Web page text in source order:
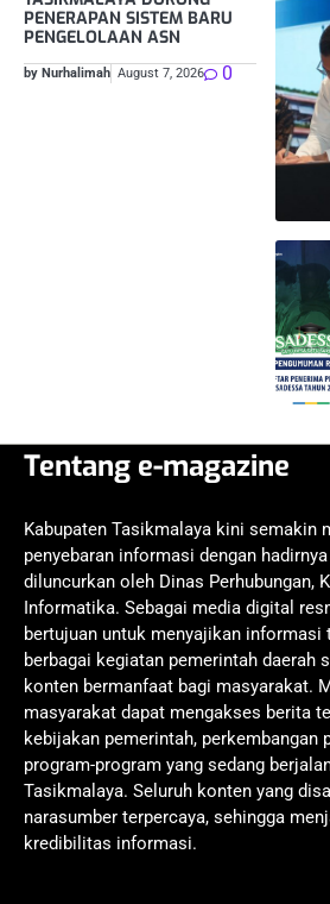
PENERAPAN SISTEM BARU
PENGELOLAAN ASN
by Nurhalimah August 7, 2026 0
Tentang e-magazine
Kabupaten Tasikmalaya kini semakin
penyebaran informasi dengan
diluncurkan oleh Dinas Perhubungan,
Informatika. Sebagai media digital
bertujuan untuk menyajikan informasi
berbagai kegiatan pemerintah daerah
konten bermanfaat bagi masyarakat.
masyarakat dapat mengakses berita
kebijakan pemerintah, perkembangan
program-program yang sedang
Tasikmalaya. Seluruh konten yang
narasumber terpercaya, sehingga
kredibilitas informasi.